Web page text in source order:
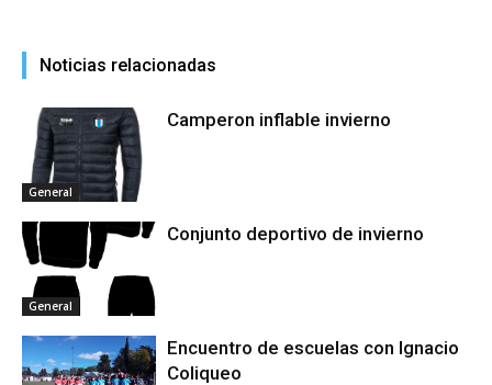
Noticias relacionadas
General
Camperon inflable invierno
General
Conjunto deportivo de invierno
Encuentro de escuelas con Ignacio
Coliqueo